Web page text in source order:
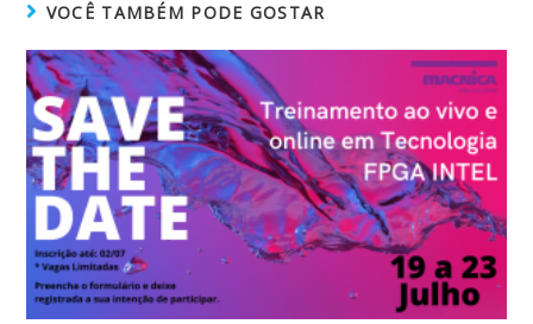
VOCÊ TAMBÉM PODE GOSTAR